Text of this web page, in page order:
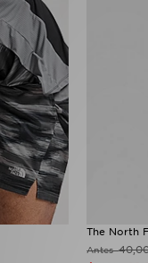
The North
Antes